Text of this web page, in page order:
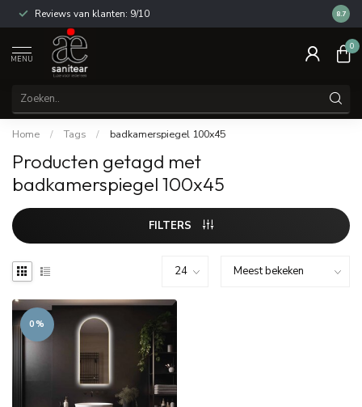
Reviews van klanten: 9/10 14
8.7
MENU
0
Home / Tags / badkamerspiegel 100x45
Producten getagd met
badkamerspiegel 100x45
FILTERS
0%